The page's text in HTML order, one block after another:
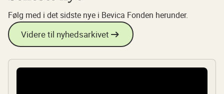
Følg med i det sidste nye i Bevica Fonden herunder.
Videre til nyhedsarkivet